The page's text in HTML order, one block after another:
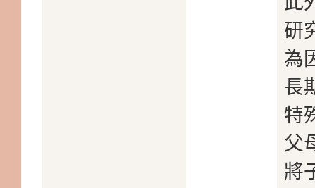
研
為
長
特
父
將